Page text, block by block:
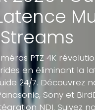
Streams
PTZ 4K
en éliminant la
24/7. Découvrez
Sony et
NDI. Suivez